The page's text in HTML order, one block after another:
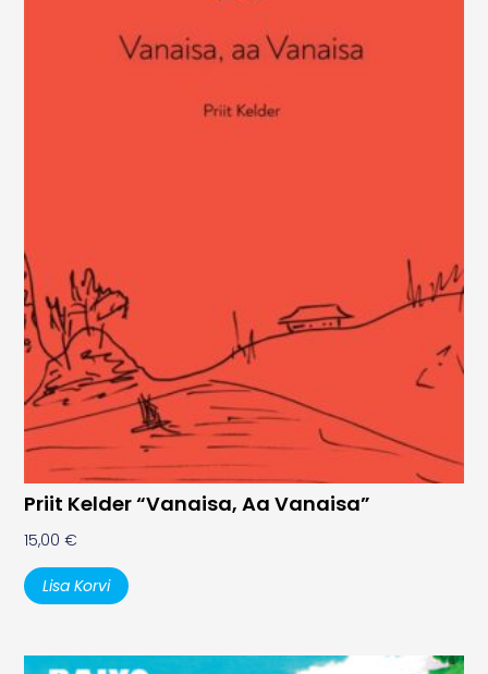
Priit Kelder “Vanaisa, Aa Vanaisa”
15,00€
Lisa Korvi